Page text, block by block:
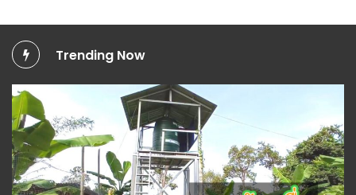
Trending Now